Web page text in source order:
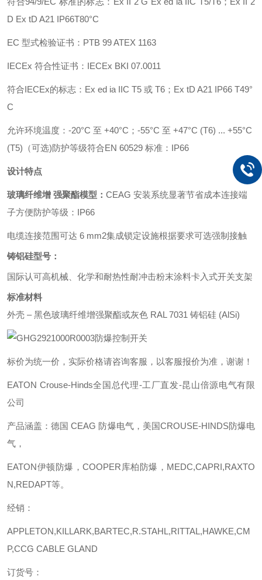
D Ex tD A21 IP66T80°C
EC 型式检验证书：PTB 99 ATEX 1163
IECEx 符合性证书：IECEx BKI 07.0011
符合IECEx的标志：Ex ed ia IIC T5 或 T6；Ex tD A21 IP66 T49°
C
允许环境温度： -20°C 至 +40°C；-55°C 至 +47°C (T6) ... +55°C
(T5)（可选)防护等级符合EN 60529 标准：IP66
设计特点
玻璃纤维增 强聚酯模型： CEAG 安装系统显著节省成本连接端
子方便防护等级：IP66
电缆连接范围可达 6 mm2集成锁定设施根据要求可选强制接触
铸铝硅型号：
国际认可高机械、化学和耐热性耐冲击粉末涂料卡入式开关支架
标准材料
外壳 – 黑色玻璃纤维增强聚酯或灰色 RAL 7031 铸铝硅 (AlSi)
标价为统一价，实际价格请咨询客服，以客服报价为准，谢谢！
EATON Crouse-Hinds全国总代理-工厂直发-昆山倍源电气有限
公司
产品涵盖：德国 CEAG 防爆电气，美国CROUSE-HINDS防爆电
气，
EATON伊顿防爆，COOPER库柏防爆，MEDC,CAPRI,RAXTO
N,REDAPT等。
经销：
APPLETON,KILLARK,BARTEC,R.STAHL,RITTAL,HAWKE,CM
P,CCG CABLE GLAND
订货号：